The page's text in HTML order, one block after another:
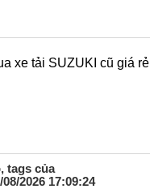
xe tải SUZUKI cũ giá rẻ
tags của
2026 17:09:24